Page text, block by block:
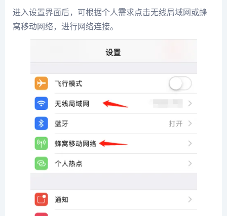
进入设置界面后，可根据个人需求点击无线局域网或蜂
窝移动网络，进行网络连接。